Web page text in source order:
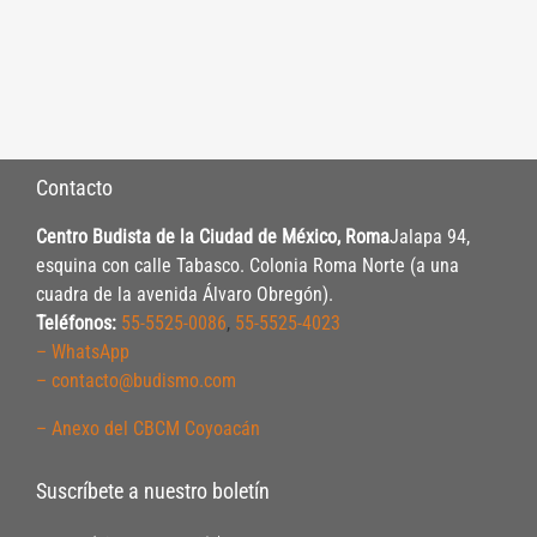
Contacto
Centro Budista de la Ciudad de México, RomaJalapa 94,
esquina con calle Tabasco. Colonia Roma Norte (a una
cuadra de la avenida Álvaro Obregón).
Teléfonos: 55-5525-0086, 55-5525-4023
– WhatsApp
– contacto@budismo.com
– Anexo del CBCM Coyoacán
Suscríbete a nuestro boletín